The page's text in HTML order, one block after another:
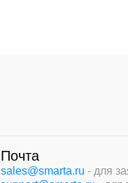
Почта
sales@smarta.ru - для